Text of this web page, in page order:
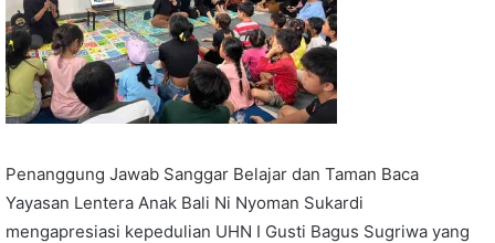
Penanggung Jawab Sanggar Belajar dan Taman Baca
Yayasan Lentera Anak Bali Ni Nyoman Sukardi
mengapresiasi kepedulian UHN I Gusti Bagus Sugriwa yang